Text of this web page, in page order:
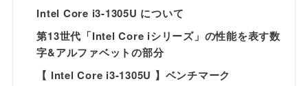
Intel Core i3-1305U について
第13世代「Intel Core iシリーズ」の性能を表す数
字&アルファベットの部分
【 Intel Core i3-1305U 】ベンチマーク